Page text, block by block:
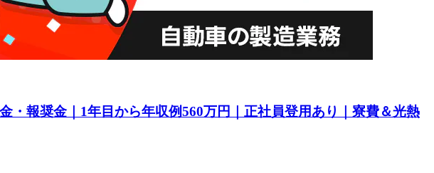
・報奨金｜1年目から年収例560万円｜正社員登用あり｜寮費＆光熱